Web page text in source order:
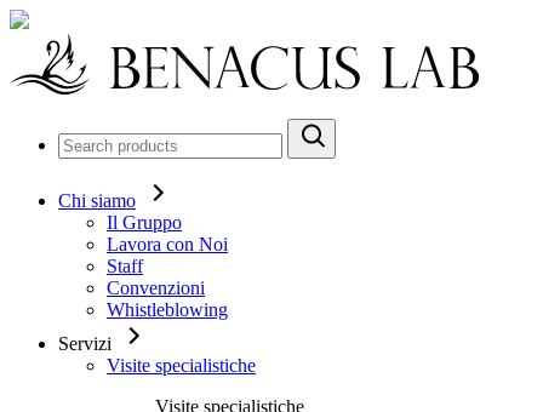
Chi siamo
Il Gruppo
Lavora con Noi
Staff
Convenzioni
Whistleblowing
Servizi
Visite specialistiche
Visite specialistiche